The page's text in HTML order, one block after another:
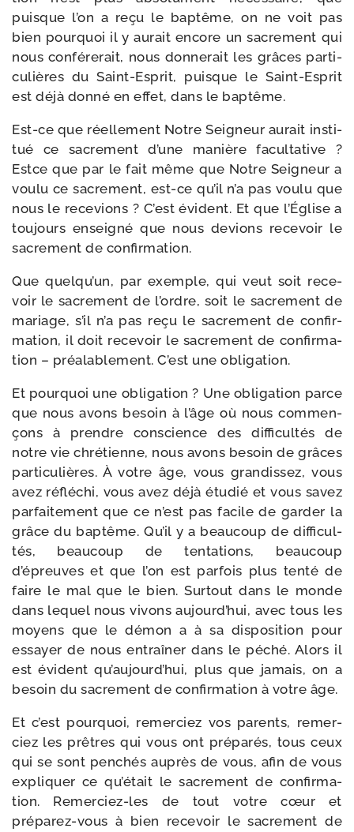
puisque l’on a reçu le bap­tême, on ne voit pas
bien pour­quoi il y aurait encore un sacre­ment qui
nous confé­re­rait, nous don­ne­rait les grâces par­ti­
cu­lières du Saint-​Esprit, puisque le Saint-​Esprit
est déjà don­né en effet, dans le baptême.
Est-​ce que réel­le­ment Notre Seigneur aurait ins­ti­
tué ce sacre­ment d’une manière facul­ta­tive ?
Estce que par le fait même que Notre Seigneur a
vou­lu ce sacre­ment, est-​ce qu’il n’a pas vou­lu que
nous le rece­vions ? C’est évident. Et que l’Église a
tou­jours ensei­gné que nous devions rece­voir le
sacre­ment de confirmation.
Que quelqu’un, par exemple, qui veut soit rece­
voir le sacre­ment de l’ordre, soit le sacre­ment de
mariage, s’il n’a pas reçu le sacre­ment de confir­
ma­tion, il doit rece­voir le sacre­ment de confir­ma­
tion – préa­la­ble­ment. C’est une obligation.
Et pour­quoi une obli­ga­tion ? Une obli­ga­tion parce
que nous avons besoin à l’âge où nous com­men­
çons à prendre conscience des dif­fi­cul­tés de
notre vie chré­tienne, nous avons besoin de grâces
par­ti­cu­lières. À votre âge, vous gran­dis­sez, vous
avez réflé­chi, vous avez déjà étu­dié et vous savez
par­fai­te­ment que ce n’est pas facile de gar­der la
grâce du bap­tême. Qu’il y a beau­coup de dif­fi­cul­
tés, beau­coup de ten­ta­tions, beau­coup
d’épreuves et que l’on est par­fois plus ten­té de
faire le mal que le bien. Surtout dans le monde
dans lequel nous vivons aujourd’hui, avec tous les
moyens que le démon a à sa dis­po­si­tion pour
essayer de nous entraî­ner dans le péché. Alors il
est évident qu’aujourd’hui, plus que jamais, on a
besoin du sacre­ment de confir­ma­tion à votre âge.
Et c’est pour­quoi, remer­ciez vos parents, remer­
ciez les prêtres qui vous ont pré­pa­rés, tous ceux
qui se sont pen­chés auprès de vous, afin de vous
expli­quer ce qu’était le sacre­ment de confir­ma­
tion. Remerciez-​les de tout votre cœur et
préparez-​vous à bien rece­voir le sacre­ment de